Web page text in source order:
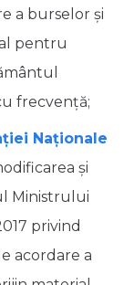
a burselor şi
pentru
frecvenţă;
Naționale
și
Ministrului
privind
acordare a